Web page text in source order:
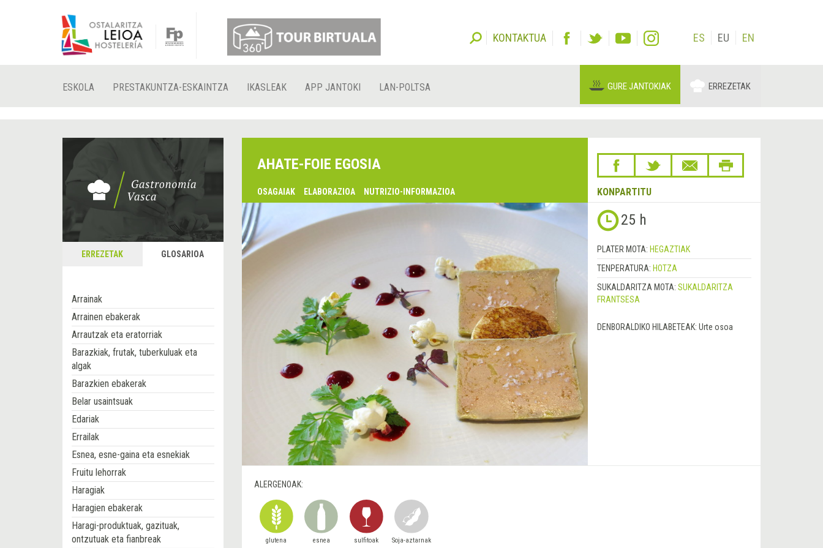
KONTAKTUA ES EU EN
ESKOLA PRESTAKUNTZA-ESKAINTZA IKASLEAK APP JANTOKI LAN-POLTSA GURE JANTOKIAK ERREZETAK
ERREZETAK GLOSARIOA
Arrainak
Arrainen ebakerak
Arrautzak eta eratorriak
Barazkiak, frutak, tuberkuluak eta
algak
Barazkien ebakerak
Belar usaintsuak
Edariak
Errailak
Esnea, esne-gaina eta esnekiak
Fruitu lehorrak
Haragiak
Haragien ebakerak
Haragi-produktuak, gazituak,
ontzutuak eta fianbreak
AHATE-FOIE EGOSIA
OSAGAIAK ELABORAZIOA NUTRIZIO-INFORMAZIOA KONPARTITU
25 h
PLATER MOTA: HEGAZTIAK
TENPERATURA: HOTZA
SUKALDARITZA MOTA: SUKALDARITZA
FRANTSESA
DENBORALDIKO HILABETEAK: Urte osoa
ALERGENOAK:
glutena esnea sulfitoak Soja-aztarnak